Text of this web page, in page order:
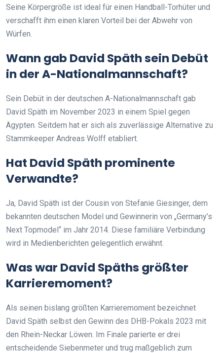
Seine Körpergröße ist ideal für einen Handball-Torhüter und
verschafft ihm einen klaren Vorteil bei der Abwehr von
Würfen.
Wann gab David Späth sein Debüt
in der A-Nationalmannschaft?
Sein Debüt in der deutschen A-Nationalmannschaft gab
David Späth im November 2023 in einem Spiel gegen
Ägypten. Seitdem hat er sich als zuverlässige Alternative zu
Stammkeeper Andreas Wolff etabliert.
Hat David Späth prominente
Verwandte?
Ja, David Späth ist der Cousin von Stefanie Giesinger, dem
bekannten deutschen Model und Gewinnerin von „Germany’s
Next Topmodel“ im Jahr 2014. Diese familiäre Verbindung
wird in Medienberichten gelegentlich erwähnt.
Was war David Späths größter
Karrieremoment?
Als seinen bislang größten Karrieremoment bezeichnet
David Späth selbst den Gewinn des DHB-Pokals 2023 mit
den Rhein-Neckar Löwen. Im Finale parierte er drei
entscheidende Siebenmeter und trug maßgeblich zum